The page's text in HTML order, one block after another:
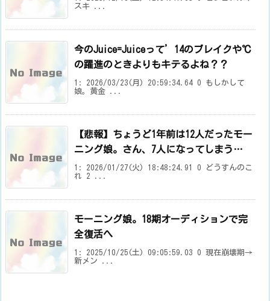
スキ ...
今のJuice=Juiceって’14のブレイクや℃
の躍進のときよりもキテるよね？？
1: 2026/03/23(月) 20:59:34.64 0 もしかして
娘。黄金 ...
【悲報】ちょうど1年前は12人だったモー
ニング娘。さん、7人になってしまう…
1: 2026/01/27(火) 18:48:24.91 0 どうすんのこ
れ 2 ...
モーニング娘。18期オーディションで完
全復活へ
1: 2025/10/25(土) 09:05:59.03 0 現在崩壊期→
新メン ...